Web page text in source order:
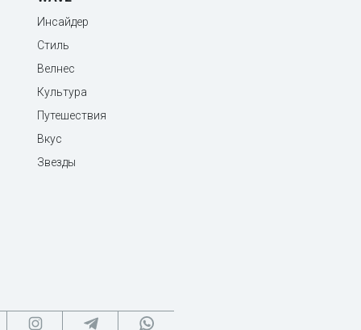
Инсайдер
Стиль
Велнес
Культура
Путешествия
Вкус
Звезды